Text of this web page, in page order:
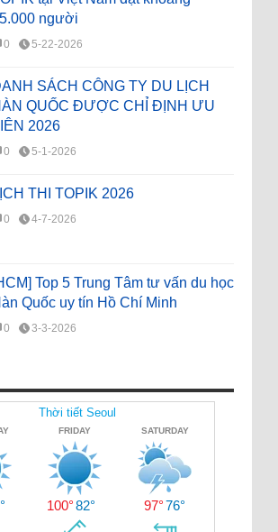
người
0 5-22-2026
SÁCH CÔNG TY DU LỊCH
QUỐC ĐƯỢC CHỈ ĐỊNH ƯU
2026
0 5-1-2026
THI TOPIK 2026
0 4-7-2026
Top 5 Trung Tâm tư vấn du học
Quốc uy tín Hồ Chí Minh
0 3-3-2026